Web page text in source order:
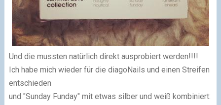
Und die mussten natürlich direkt ausprobiert werden!!!!
Ich habe mich wieder für die diagoNails und einen Streifen
entschieden
und "Sunday Funday" mit etwas silber und weiß kombiniert: